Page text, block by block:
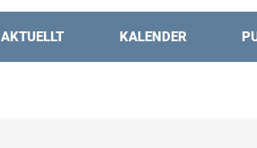
AKTUELLT KALENDER